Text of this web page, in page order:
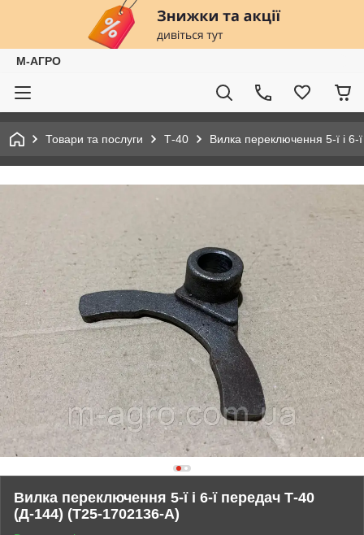
М-АГРО
Товари та послуги Т-40 Вилка переключення 5-ї і
Вилка переключення 5-ї і 6-ї передач Т-40
(Д-144) (Т25-1702136-А)